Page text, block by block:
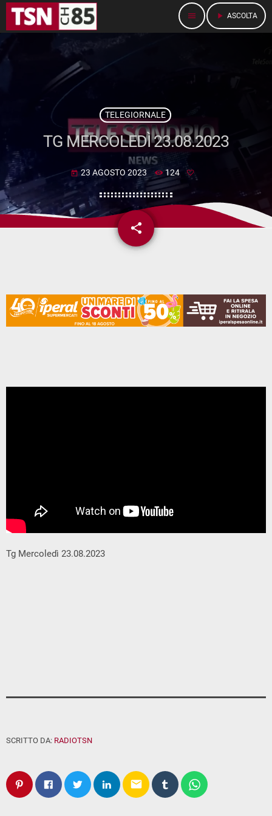
menu play_arrow ASCOLTA
TELEGIORNALE
TG MERCOLEDÌ 23.08.2023
today 23 AGOSTO 2023 124
share
email
Tg Mercoledì 23.08.2023
SCRITTO DA: RADIOTSN
email